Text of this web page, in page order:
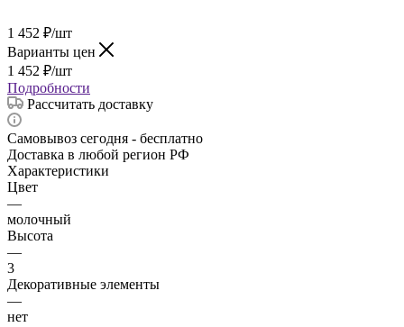
1 452 ₽/шт
Варианты цен
1 452 ₽/шт
Подробности
Рассчитать доставку
Самовывоз сегодня - бесплатно
Доставка в любой регион РФ
Характеристики
Цвет
—
молочный
Высота
—
3
Декоративные элементы
—
нет